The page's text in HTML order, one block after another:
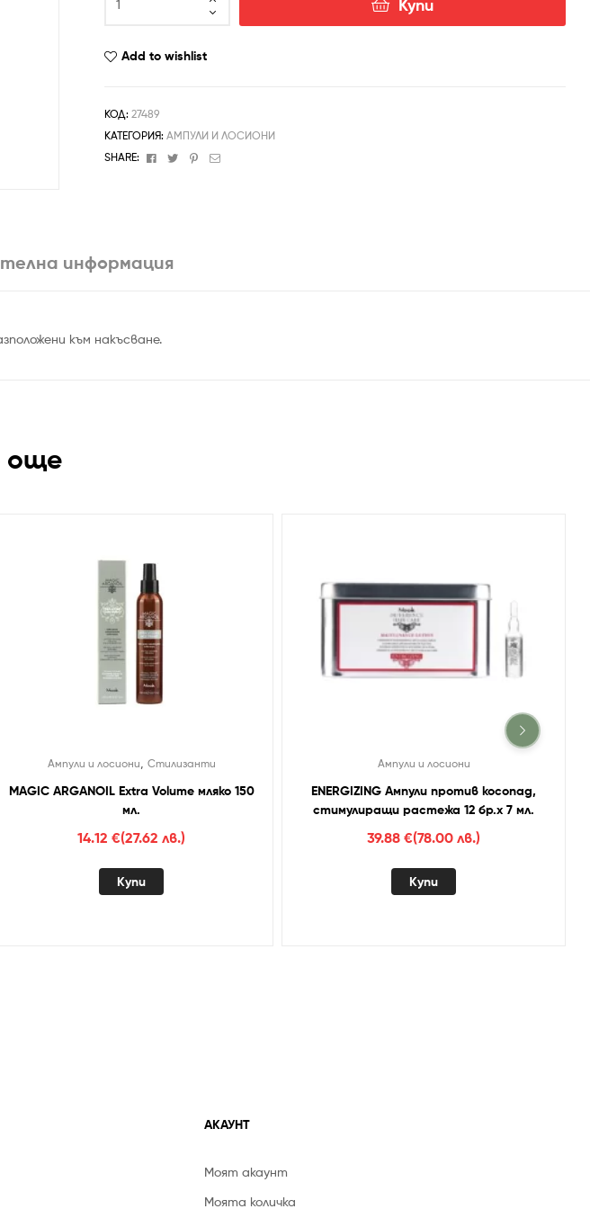
Купи
Add to wishlist
КОД:27489
КАТЕГОРИЯ:АМПУЛИ И ЛОСИОНИ
SHARE:
FacebookTwitterPinterest
Email
информация
към накъсване.
още
Ампули и лосиони Стилизанти
MAGIC ARGANOIL Extra Volume мляко 150
мл.
14.12 €(27.62 лв.)
Купи
Ампули и лосиони
ENERGIZING Ампули против косопад,
стимулиращи растежа 12 бр.х 7 мл.
39.88 €(78.00 лв.)
Купи
АКАУНТ
Моят акаунт
Моята количка